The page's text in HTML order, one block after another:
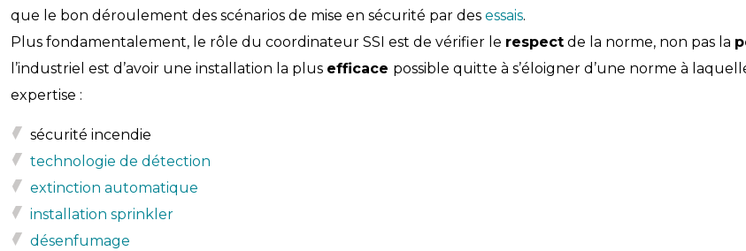
que le bon déroulement des scénarios de mise en sécurité par des essais.
Plus fondamentalement, le rôle du coordinateur SSI est de vérifier le respect de la norme, non pas la
l’industriel est d’avoir une installation la plus efficace possible quitte à s’éloigner d’une norme à
expertise :
sécurité incendie
technologie de détection
extinction automatique
installation sprinkler
désenfumage